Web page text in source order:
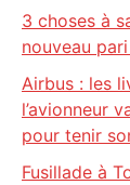
3 choses à
nouveau
Airbus : les
l’avionneur
pour tenir
Fusillade à